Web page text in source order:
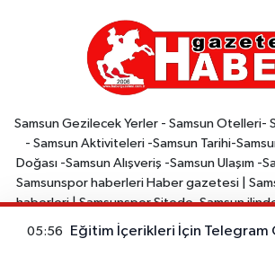
Samsun Gezilecek Yerler - Samsun Otelleri-
- Samsun Aktiviteleri -Samsun Tarihi-
Doğası -Samsun Alışveriş -Samsun Ulaşım -
Samsunspor haberleri Haber gazetesi |
haberleri | Samsunspor Sitede, Samsun
haberler, Türkiye ve dünya gündemi ile
almaktadır. Samsun Haber, Samsun'da
05:56 Eğitim İçerikleri İçin Telegram